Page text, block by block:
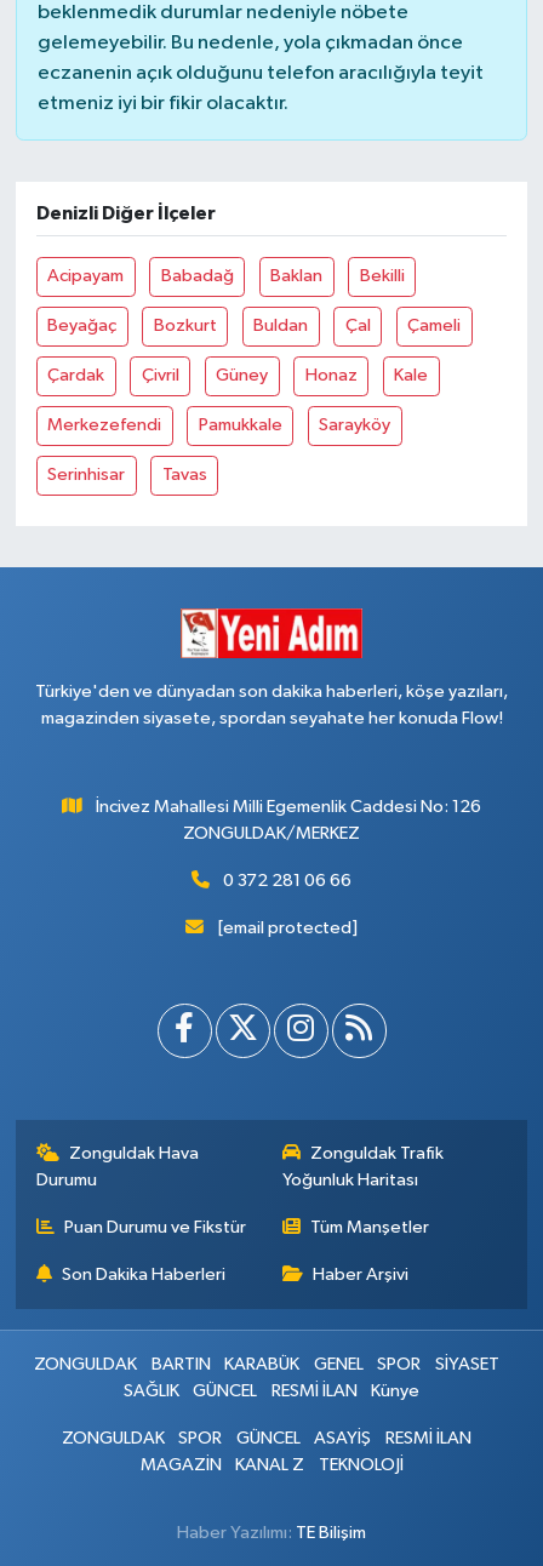
beklenmedik durumlar nedeniyle nöbete
gelemeyebilir. Bu nedenle, yola çıkmadan önce
eczanenin açık olduğunu telefon aracılığıyla teyit
etmeniz iyi bir fikir olacaktır.
Denizli Diğer İlçeler
Acipayam Babadağ Baklan Bekilli
Beyağaç Bozkurt Buldan Çal Çameli
Çardak Çivril Güney Honaz Kale
Merkezefendi Pamukkale Sarayköy
Serinhisar Tavas
Türkiye'den ve dünyadan son dakika haberleri, köşe yazıları,
magazinden siyasete, spordan seyahate her konuda Flow!
İncivez Mahallesi Milli Egemenlik Caddesi No: 126
ZONGULDAK/MERKEZ
0 372 281 06 66
[email protected]
Zonguldak Hava
Durumu
Zonguldak Trafik
Yoğunluk Haritası
Puan Durumu ve Fikstür Tüm Manşetler
Son Dakika Haberleri Haber Arşivi
ZONGULDAK BARTIN KARABÜK GENEL SPOR
SİYASET
SAĞLIK
GÜNCEL RESMİ İLAN Künye
ZONGULDAK SPOR GÜNCEL ASAYİŞ
RESMİ İLAN
MAGAZİN
KANAL Z TEKNOLOJİ
Haber Yazılımı: TE Bilişim